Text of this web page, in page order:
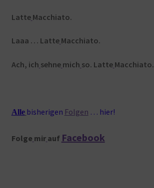
Latte Macchiato.
Laaa … Latte Macchiato.
Ach, ich sehne mich so. Latte Macchiato.
Alle bisherigen Folgen … hier!
Folge mir auf Facebook